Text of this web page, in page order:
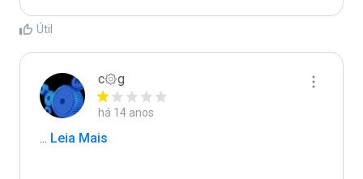
Útil
c۞g
há 14 anos
... Leia Mais